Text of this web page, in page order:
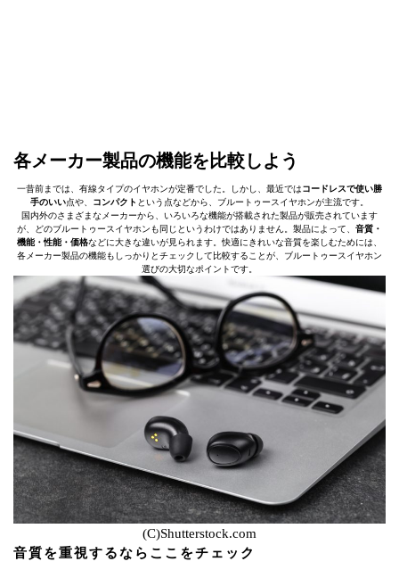
各メーカー製品の機能を比較しよう
一昔前までは、有線タイプのイヤホンが定番でした。しかし、最近ではコードレスで使い勝
手のいい点や、 コンパクト という点などから、ブルートゥースイヤホンが主流です。
国内外のさまざまなメーカーから、いろいろな機能が搭載された製品が販売されています
が、どのブルートゥースイヤホンも同じというわけではありません。製品によって、 音質・
機能・性能・価格などに大きな違いが見られます。快適にきれいな音質を楽しむためには、
各メーカー製品の機能もしっかりとチェックして比較することが、ブルートゥースイヤホン
選びの大切なポイントです。
(C)Shutterstock.com
音質を重視するならここをチェック